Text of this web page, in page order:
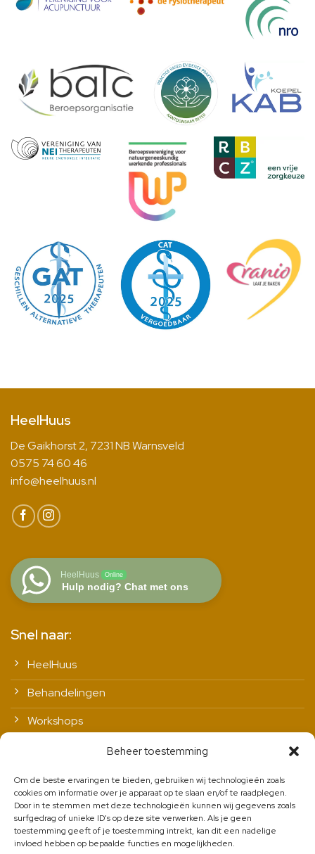
Beheer toestemming
Om de beste ervaringen te bieden, gebruiken wij technologieën zoals
cookies om informatie over je apparaat op te slaan en/of te raadplegen.
Door in te stemmen met deze technologieën kunnen wij gegevens zoals
surfgedrag of unieke ID's op deze site verwerken. Als je geen
toestemming geeft of je toestemming intrekt, kan dit een nadelige
invloed hebben op bepaalde functies en mogelijkheden.
HeelHuus
De Gaikhorst 2, 7231 NB Warnsveld
0575 74 60 46
info@heelhuus.nl
HeelHuus Online
Hulp nodig? Chat met ons
Snel naar:
HeelHuus
Behandelingen
Workshops
Contact
Nieuwsbrief
Schrijf je in en we houden je op de hoogte.